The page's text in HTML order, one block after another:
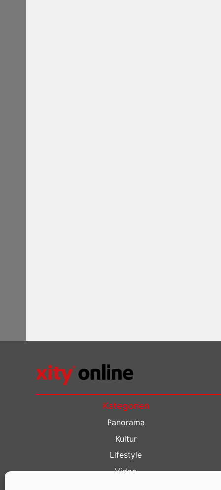
Kategorien
Panorama
Kultur
Lifestyle
Video